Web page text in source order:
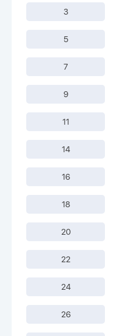
3
5
7
9
11
14
16
18
20
22
24
26